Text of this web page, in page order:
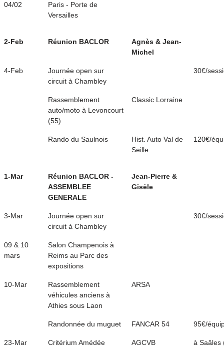
04/02
Paris - Porte de
Versailles
2-Feb Réunion BACLOR
Agnès & Jean-
Michel
4-Feb
Journée open sur
circuit à Chambley
30€/
Rassemblement
auto/moto à Levoncourt
(55)
Classic Lorraine
Rando du Saulnois
Hist. Auto Val de
Seille
120€/
1-Mar
Réunion BACLOR -
ASSEMBLEE
GENERALE
Jean-Pierre &
Gisèle
3-Mar
Journée open sur
circuit à Chambley
30€/
09 & 10
mars
Salon Champenois à
Reims au Parc des
expositions
10-Mar
Rassemblement
véhicules anciens à
Athies sous Laon
ARSA
Randonnée du muguet FANCAR 54 95€/
23-Mar
Critérium Amédée
AGCVB à Saâles